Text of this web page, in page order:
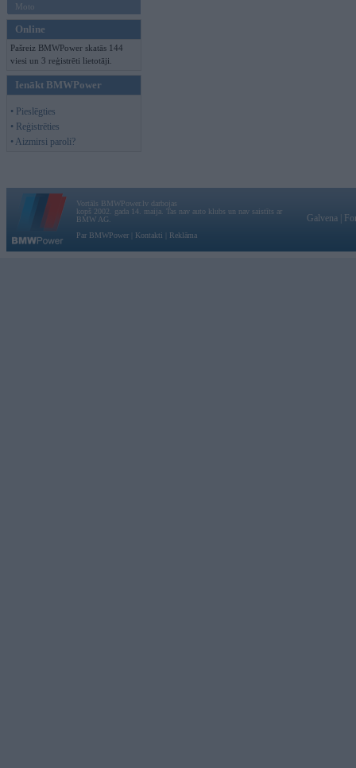
Moto
Online
Pašreiz BMWPower skatās 144
viesi un 3 reģistrēti lietotāji.
Ienākt BMWPower
• Pieslēgties
• Reģistrēties
• Aizmirsi paroli?
Vortāls BMWPower.lv darbojas
kopš 2002. gada 14. maija. Tas nav auto klubs un nav saistīts ar
BMW AG.
Par BMWPower
Kontakti Reklāma
Galvena